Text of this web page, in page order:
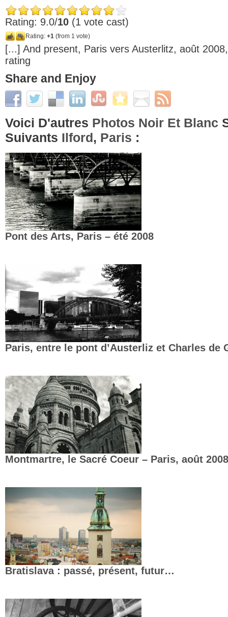
Rating: 9.0/10 (1 vote cast)
Rating: +1 (from 1 vote)
[...] And present, Paris vers Austerlitz, août 2008
rating
Share and Enjoy
Voici D'autres Photos Noir Et Blanc
Suivants Ilford, Paris :
Pont des Arts, Paris – été 2008
Paris, entre le pont d’Austerliz et Charles de
Montmartre, le Sacré Coeur – Paris, août 2008
Bratislava : passé, présent, futur…